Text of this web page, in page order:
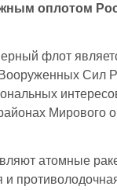
оплотом
флот
Сил
Мирового
атомные